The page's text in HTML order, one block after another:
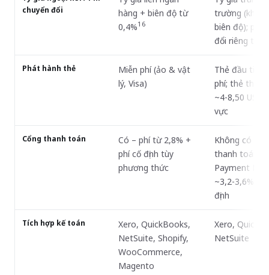
chuyển đổi
hàng + biên độ từ
0,4%16
trường
biên độ); phí
đổi riêng từ
Phát hành thẻ
Miễn phí (ảo & vật
lý, Visa)
Thẻ đầu tiên
phí; thẻ thêm
~4-8,50 USD
vực
Cổng thanh toán
Có – phí từ 2,8% +
phí cố định tùy
phương thức
Không có
thanh toán
Payment
~3,2-3,6% +
định
Tích hợp kế toán
Xero, QuickBooks,
NetSuite, Shopify,
WooCommerce,
Magento
Xero,
NetSuite